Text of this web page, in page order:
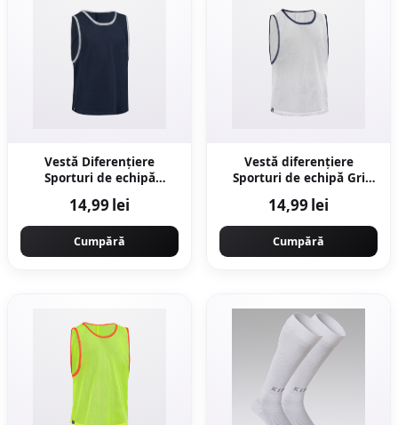
Vestă Diferențiere
Sporturi de echipă
14,99 lei
Cumpără
Vestă diferențiere
Sporturi de echipă Gri
14,99 lei
Cumpără